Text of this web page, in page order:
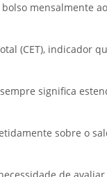
mensalmente
(CET), indicador
significa
sobre o